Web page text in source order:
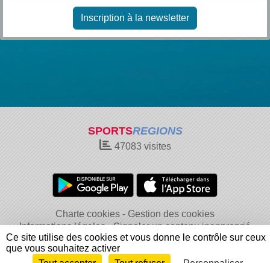
Inscription à la newsletter
SPORTSREGIONS
47083visites
Charte cookies
Gestion des cookies
Informations légales
Signaler un contenu inapproprié
Ce site utilise des cookies et vous donne le contrôle sur ceux
que vous souhaitez activer